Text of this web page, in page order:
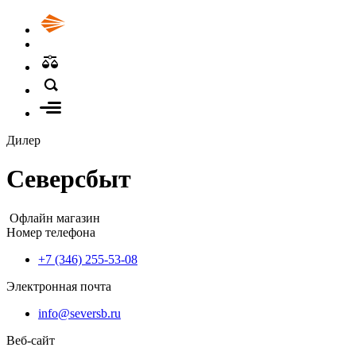
Дилер
Северсбыт
Офлайн магазин
Номер телефона
+7 (346) 255-53-08
Электронная почта
info@seversb.ru
Веб-сайт